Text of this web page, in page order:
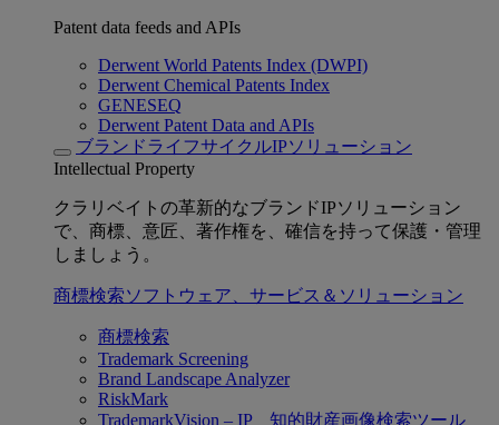
Patent data feeds and APIs
Derwent World Patents Index (DWPI)
Derwent Chemical Patents Index
GENESEQ
Derwent Patent Data and APIs
ブランドライフサイクルIPソリューション
Intellectual Property
クラリベイトの革新的なブランドIPソリューション
で、商標、意匠、著作権を、確信を持って保護・管理
しましょう。
商標検索ソフトウェア、サービス＆ソリューション
商標検索
Trademark Screening
Brand Landscape Analyzer
RiskMark
TrademarkVision – IP 知的財産画像検索ツール